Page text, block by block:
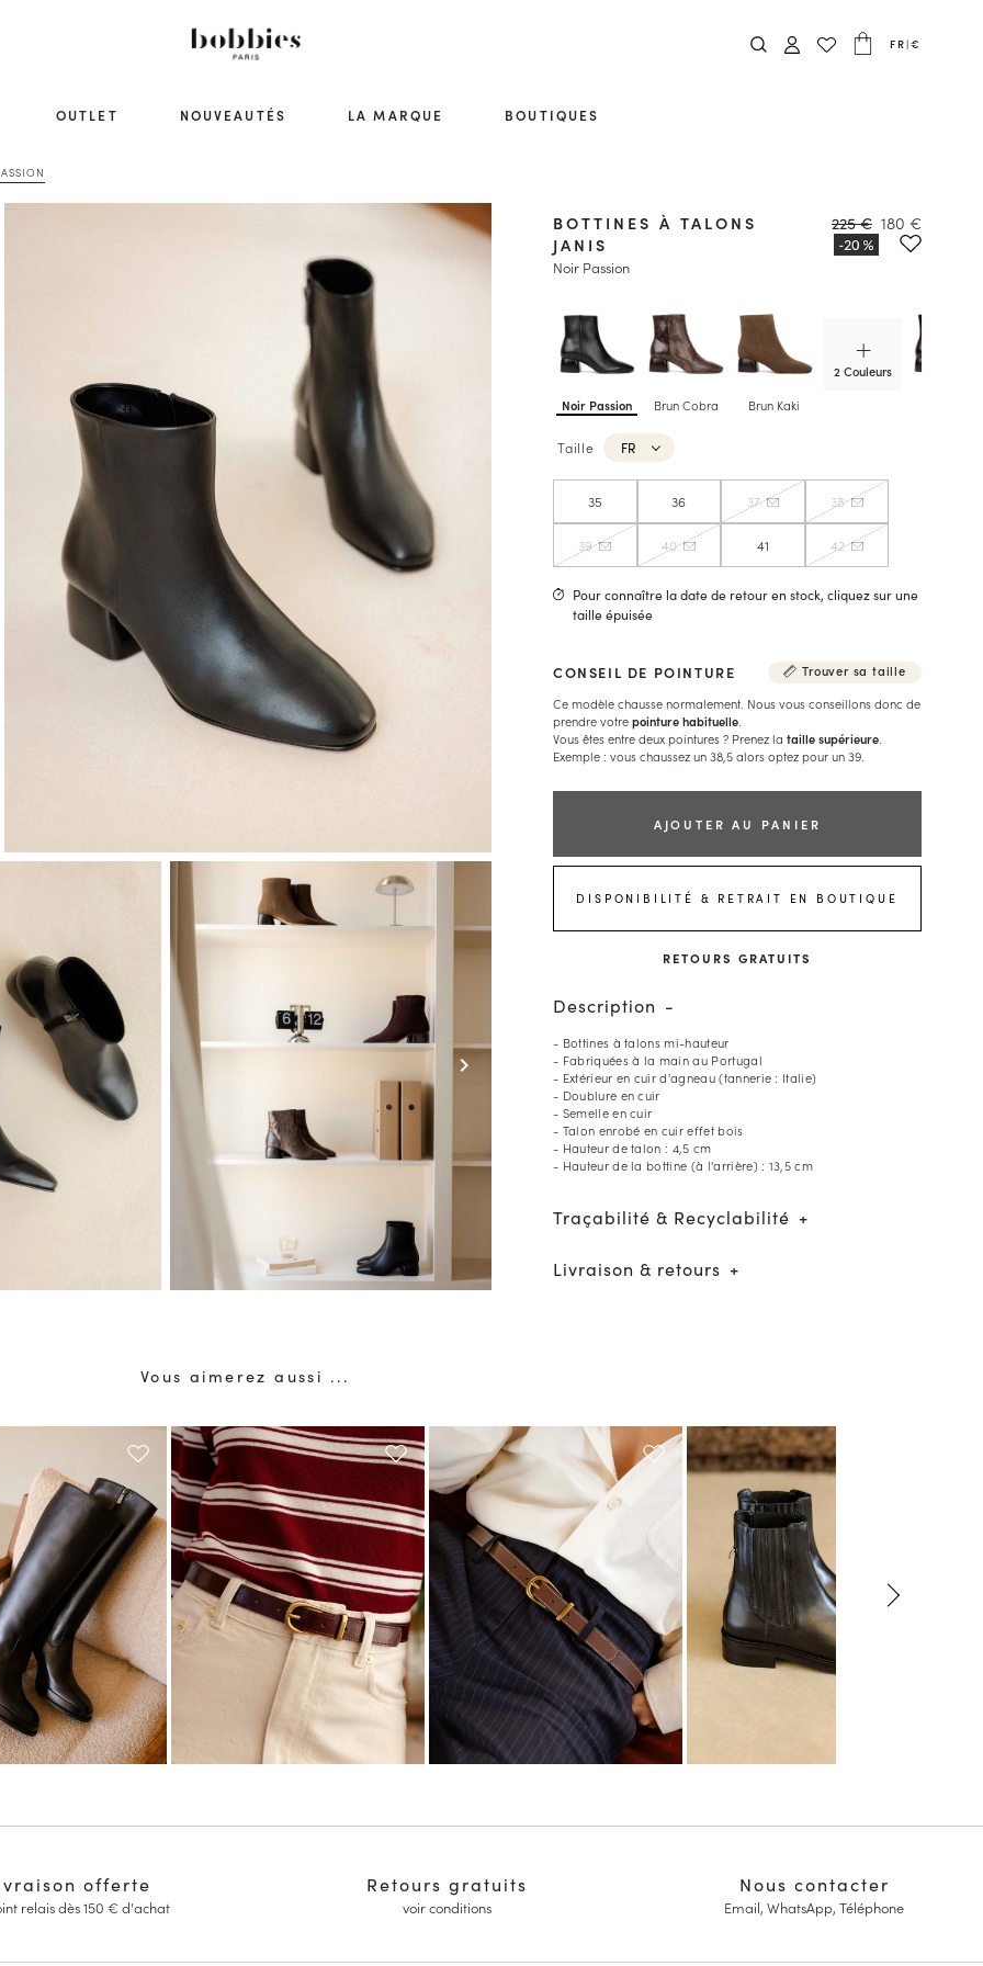
FR|€
OUTLET NOUVEAUTÉS LA MARQUE BOUTIQUES
chevron_right
Noir Passion Brun Cobra Brun Kaki
2 Couleurs
BOTTINES À TALONS
JANIS
Noir Passion
225 € 180 €
Taille FR
35 36 37 38
39 40 41 42
Pour connaître la date de retour en stock, cliquez sur une
taille épuisée
CONSEIL DE POINTURE
Trouver sa taille
Ce modèle chausse normalement. Nous vous conseillons donc de
prendre votrepointure habituelle
Vous êtes entre deux pointures ? Prenez la taille supérieure
Exemple : vous chaussez un 38,5 alors optez pour un 39.
AJOUTER AU PANIER
DISPONIBILITÉ & RETRAIT EN BOUTIQUE
RETOURS GRATUITS
Description
- Bottines à talons mi-hauteur
- Fabriquées à la main au Portugal
- Extérieur en cuir d'agneau (tannerie : Italie)
- Doublure en cuir
- Semelle en cuir
- Talon enrobé en cuir effet bois
- Hauteur de talon : 4,5 cm
- Hauteur de la bottine (à l'arrière) : 13,5 cm
Traçabilité & Recyclabilité
Livraison & retours
Vous aimerez aussi ...
offerte
relais dès 150 € d'achat
Retours gratuits
voir conditions
Nous contacter
Email, WhatsApp, Téléphone